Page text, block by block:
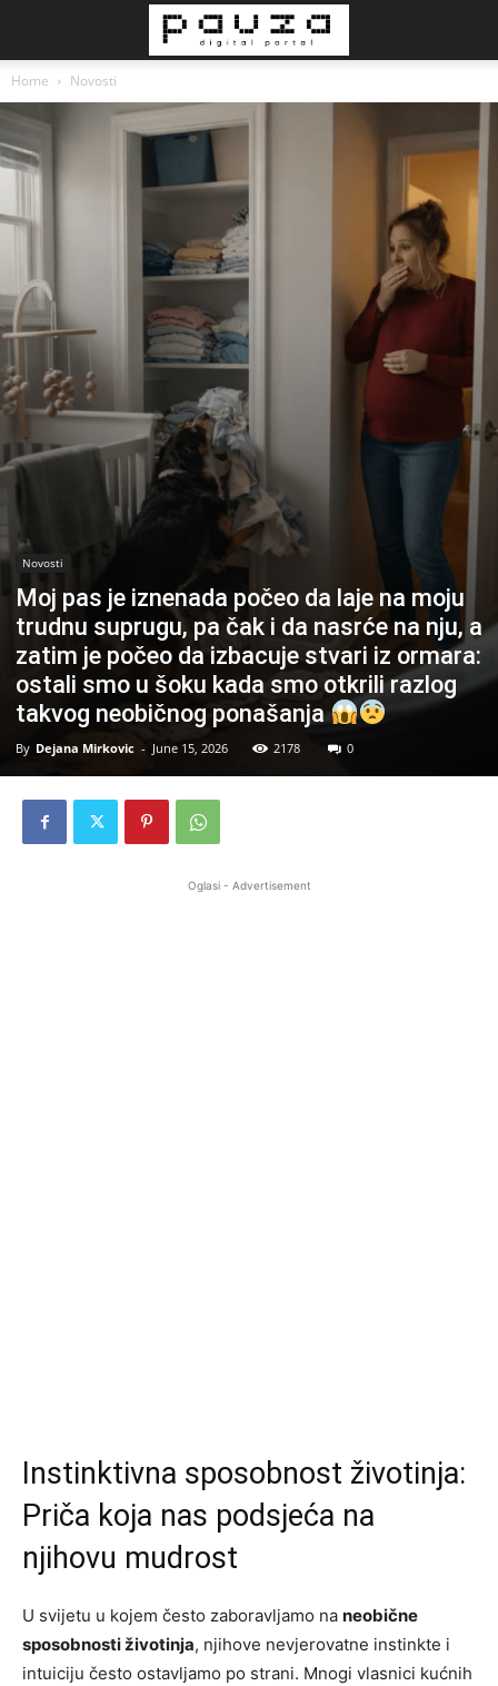
Home Novosti
Novosti
Moj pas je iznenada počeo da laje na moju
trudnu suprugu, pa čak i da nasrće na nju, a
zatim je počeo da izbacuje stvari iz ormara:
ostali smo u šoku kada smo otkrili razlog
takvog neobičnog ponašanja
By Dejana Mirkovic - June 15, 2026 2178 0
Oglasi - Advertisement
Instinktivna sposobnost životinja:
Priča koja nas podsjeća na
njihovu mudrost
U svijetu u kojem često zaboravljamo na neobične
sposobnosti životinja, njihove nevjerovatne instinkte i
intuiciju često ostavljamo po strani. Mnogi vlasnici kućnih